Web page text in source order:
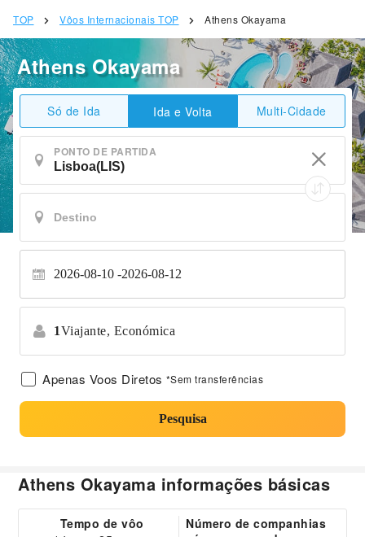
TOP Vôos Internacionais TOP Athens Okayama
Athens Okayama
Só de Ida Ida e Volta Multi-Cidade
PONTO DE PARTIDA
2026-08-10 2026-08-12
1Viajante, Económica
Apenas Voos Diretos *Sem transferências
Pesquisa
Athens Okayama informações básicas
Tempo de vôo
Número de companhias